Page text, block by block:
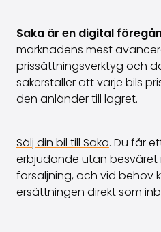
Saka är en digital
marknadens mest
prissättningsverktyg och
säkerställer att varje bils
den anländer till lagret.
Sälj din bil till Saka. Du får
erbjudande utan besväret
försäljning, och vid behov
ersättningen direkt som